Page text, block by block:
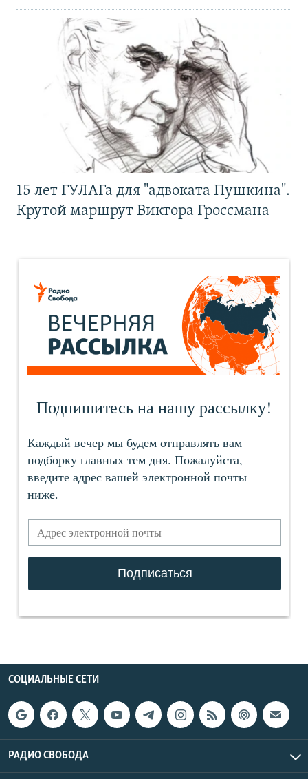
15 лет ГУЛАГа для "адвоката Пушкина".
Крутой маршрут Виктора Гроссмана
СОЦИАЛЬНЫЕ СЕТИ
РАДИО СВОБОДА